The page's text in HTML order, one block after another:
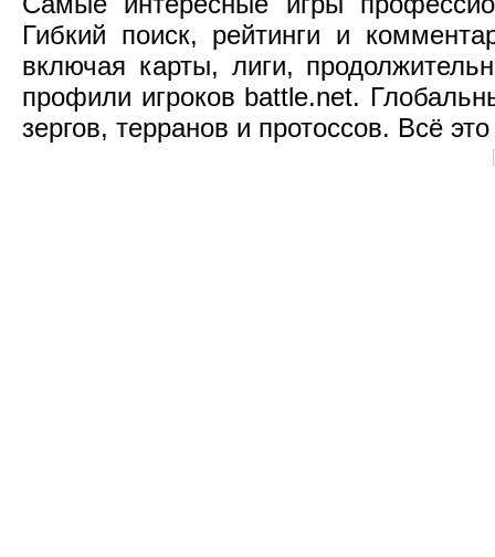
Гибкий поиск, рейтинги и
включая карты, лиги,
профили игроков battle.net.
зергов, терранов и протоссов. Всё